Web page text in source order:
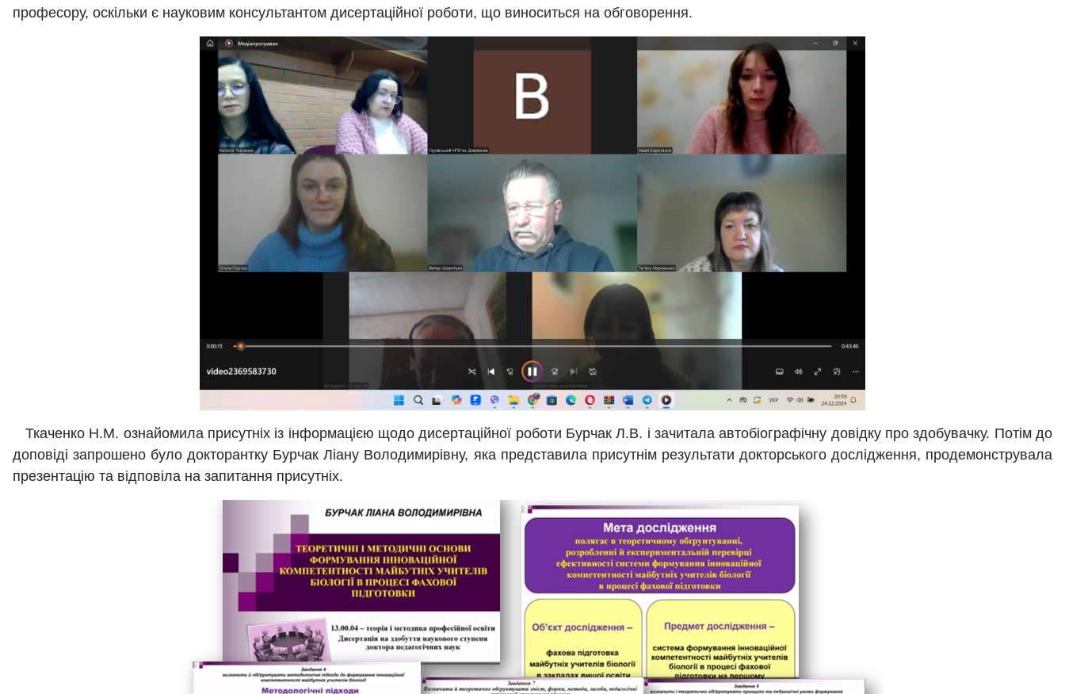
професору, оскільки є науковим консультантом дисертаційної роботи, що виноситься на обговорення.
Ткаченко Н.М. ознайомила присутніх із інформацією щодо дисертаційної роботи Бурчак Л.В. і зачитала автобіографічну довідку про здобувачку. Потім до
доповіді запрошено було докторантку Бурчак Ліану Володимирівну, яка представила присутнім результати докторського дослідження, продемонструвала
презентацію та відповіла на запитання присутніх.